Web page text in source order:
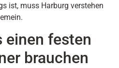
ist, muss Harburg verstehen
einen festen
brauchen